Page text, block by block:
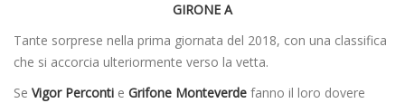
GIRONE A
Tante sorprese nella prima giornata del 2018, con una classifica
che si accorcia ulteriormente verso la vetta.
Se Vigor Perconti e Grifone Monteverde fanno il loro dovere